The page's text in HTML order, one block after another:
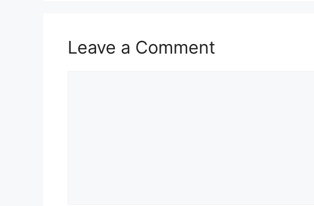
Leave a Comment